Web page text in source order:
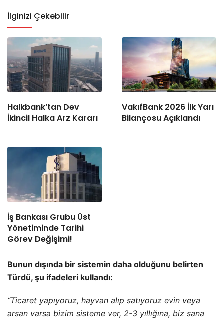
İlginizi Çekebilir
Halkbank’tan Dev
İkincil Halka Arz Kararı
VakıfBank 2026 İlk Yarı
Bilançosu Açıklandı
İş Bankası Grubu Üst
Yönetiminde Tarihi
Görev Değişimi!
Bunun dışında bir sistemin daha olduğunu belirten
Türdü, şu ifadeleri kullandı:
“Ticaret yapıyoruz, hayvan alıp satıyoruz evin veya
arsan varsa bizim sisteme ver, 2-3 yıllığına, biz sana